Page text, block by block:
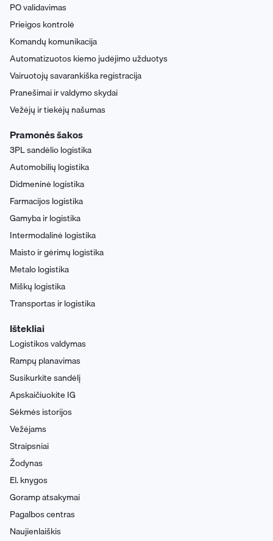
PO validavimas
Prieigos kontrolė
Komandų komunikacija
Automatizuotos kiemo judėjimo užduotys
Vairuotojų savarankiška registracija
Pranešimai ir valdymo skydai
Vežėjų ir tiekėjų našumas
Pramonės šakos
3PL sandėlio logistika
Automobilių logistika
Didmeninė logistika
Farmacijos logistika
Gamyba ir logistika
Intermodalinė logistika
Maisto ir gėrimų logistika
Metalo logistika
Miškų logistika
Transportas ir logistika
Ištekliai
Logistikos valdymas
Rampų planavimas
Susikurkite sandėlį
Apskaičiuokite IG
Sėkmės istorijos
Vežėjams
Straipsniai
Žodynas
El. knygos
Goramp atsakymai
Pagalbos centras
Naujienlaiškis